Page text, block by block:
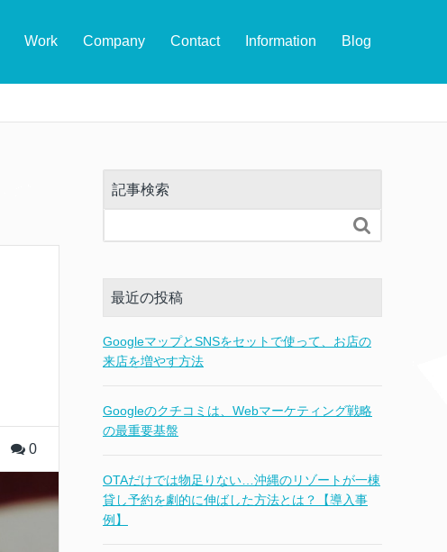
Work Company Contact Information Blog
0
記事検索

最近の投稿
GoogleマップとSNSをセットで使って、お店の
来店を増やす方法
Googleのクチコミは、Webマーケティング戦略
の最重要基盤
OTAだけでは物足りない…沖縄のリゾートが一棟
貸し予約を劇的に伸ばした方法とは？【導入事
例】